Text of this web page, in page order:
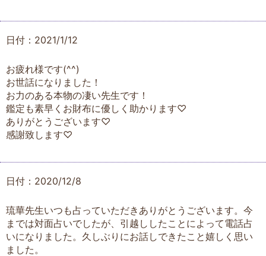
日付：2021/1/12
お疲れ様です(^^)
お世話になりました！
お力のある本物の凄い先生です！
鑑定も素早くお財布に優しく助かります♡
ありがとうございます♡
感謝致します♡
日付：2020/12/8
琉華先生いつも占っていただきありがとうございます。今
までは対面占いでしたが、引越ししたことによって電話占
いになりました。久しぶりにお話しできたこと嬉しく思い
ました。